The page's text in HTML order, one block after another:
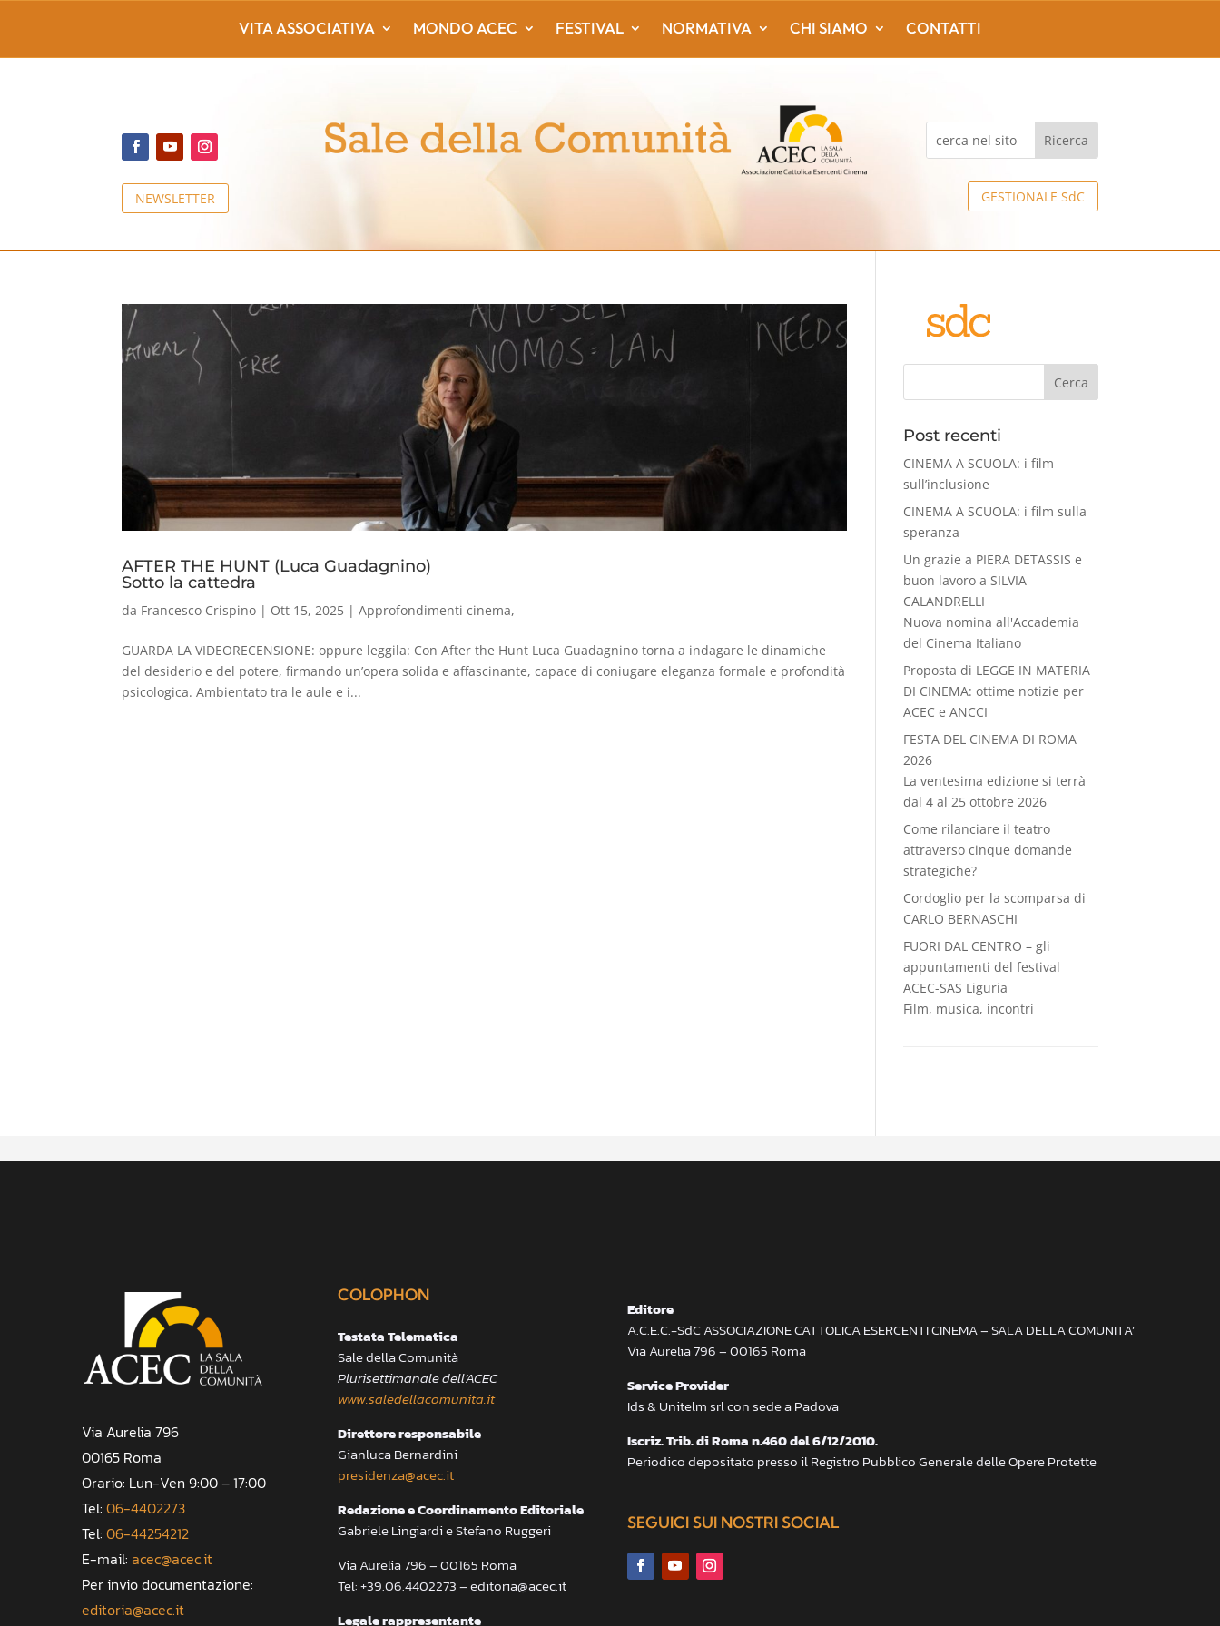
NEWSLETTER GESTIONALE SdC
VITA ASSOCIATIVA MONDO ACEC FESTIVAL NORMATIVA CHI SIAMO CONTATTI
AFTER THE HUNT (Luca Guadagnino)
Sotto la cattedra
da Francesco Crispino | Ott 15, 2025 |Approfondimenti cinema,
GUARDA LA VIDEORECENSIONE: oppure leggila: Con After the Hunt Luca Guadagnino torna a indagare le dinamiche
del desiderio e del potere, firmando un’opera solida e affascinante, capace di coniugare eleganza formale e profondità
psicologica. Ambientato tra le aule e i...
Cerca
Post recenti
CINEMA A SCUOLA: i film
sull’inclusione
CINEMA A SCUOLA: i film sulla
speranza
Un grazie a PIERA DETASSIS e
buon lavoro a SILVIA
CALANDRELLI
Nuova nomina all'Accademia
del Cinema Italiano
Proposta di LEGGE IN MATERIA
DI CINEMA: ottime notizie per
ACEC e ANCCI
FESTA DEL CINEMA DI ROMA
2026
La ventesima edizione si terrà
dal 4 al 25 ottobre 2026
Come rilanciare il teatro
attraverso cinque domande
strategiche?
Cordoglio per la scomparsa di
CARLO BERNASCHI
FUORI DAL CENTRO – gli
appuntamenti del festival
ACEC-SAS Liguria
Film, musica, incontri
Via Aurelia 796
00165 Roma
Orario: Lun-Ven 9:00 – 17:00
Tel: 06-4402273
Tel: 06-44254212
E-mail: acec@acec.it
Per invio documentazione:
editoria@acec.it
COLOPHON
Testata Telematica
Sale della Comunità
Plurisettimanale dell’ACEC
www.saledellacomunita.it
Direttore responsabile
Gianluca Bernardini
presidenza@acec.it
Redazione e Coordinamento Editoriale
Gabriele Lingiardi e Stefano Ruggeri
Via Aurelia 796 – 00165 Roma
Tel: +39.06.4402273 – editoria@acec.it
Legale rappresentante
Editore
A.C.E.C.-SdC ASSOCIAZIONE CATTOLICA ESERCENTI CINEMA – SALA DELLA COMUNITA’
Via Aurelia 796 – 00165 Roma
Service Provider
Ids & Unitelm srl con sede a Padova
Iscriz. Trib. di Roma n.460 del 6/12/2010.
Periodico depositato presso il Registro Pubblico Generale delle Opere Protette
SEGUICI SUI NOSTRI SOCIAL